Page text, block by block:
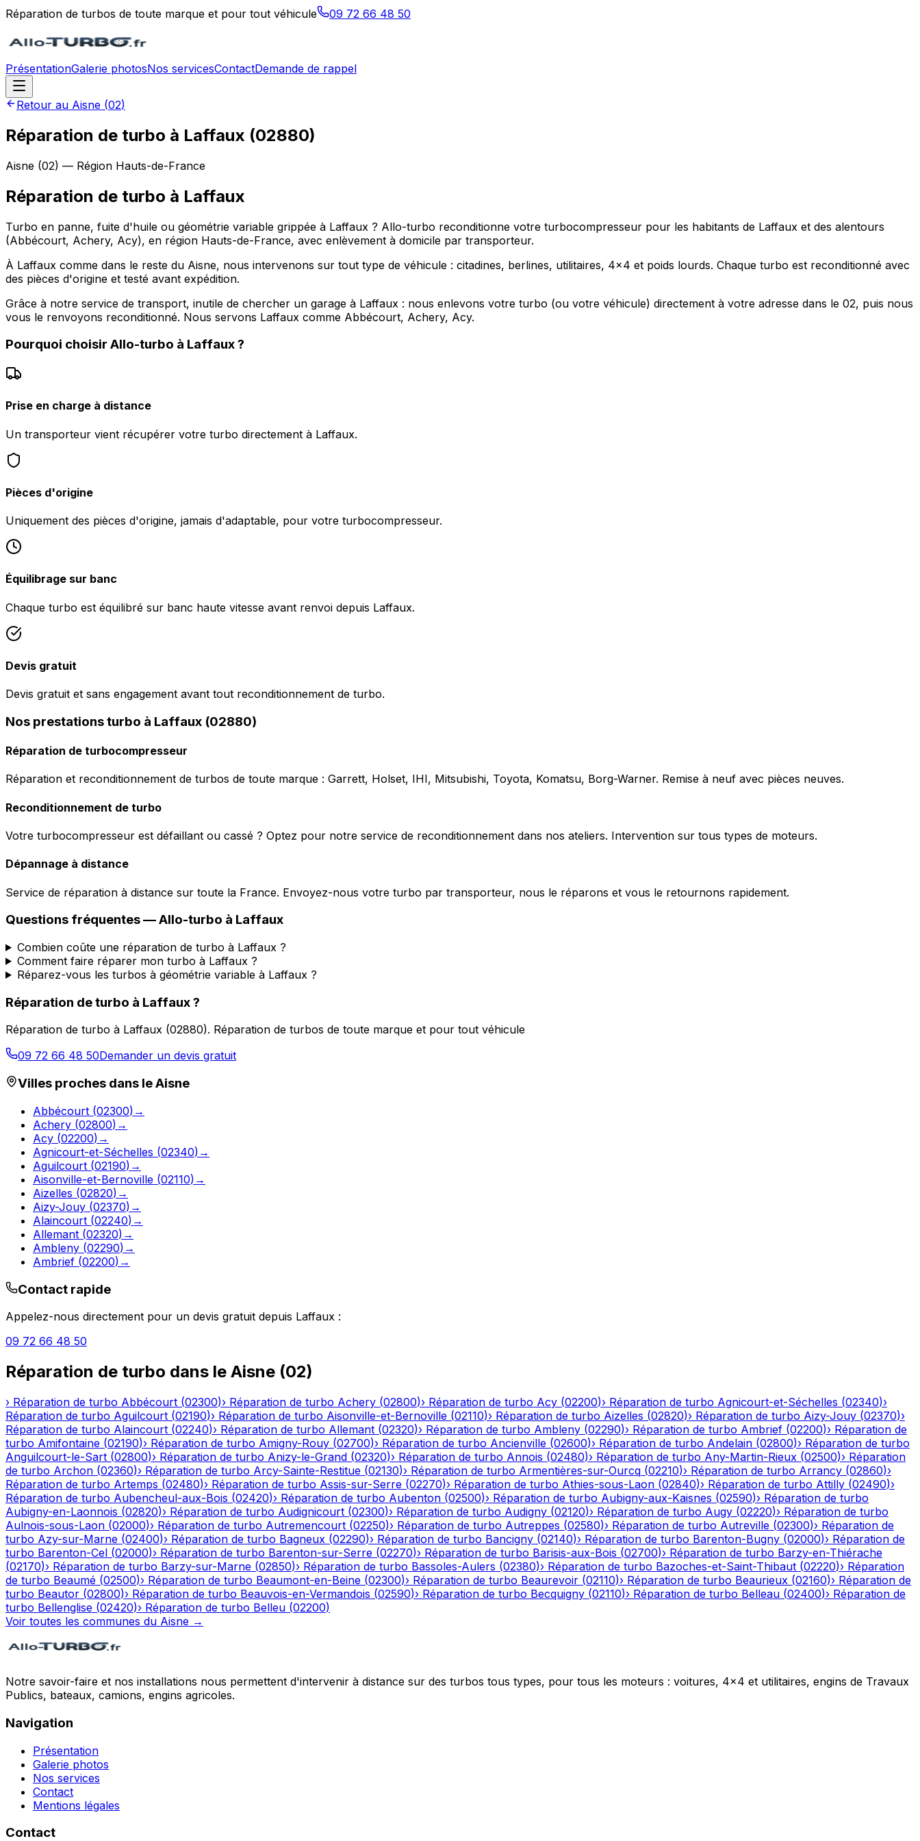
Réparation de turbos de toute marque et pour tout véhicule 09 72 66 48 50
PrésentationGalerie photosNos servicesContactDemande de rappel
Retour au Aisne (02)
Réparation de turbo à Laffaux (02880)
Aisne (02) — Région Hauts-de-France
Réparation de turbo à Laffaux
Turbo en panne, fuite d'huile ou géométrie variable grippée à Laffaux ? Allo-turbo reconditionne votre turbocompresseur pour les habitants de Laffaux et des alentours
(Abbécourt, Achery, Acy), en région Hauts-de-France, avec enlèvement à domicile par transporteur.
À Laffaux comme dans le reste du Aisne, nous intervenons sur tout type de véhicule : citadines, berlines, utilitaires, 4x4 et poids lourds. Chaque turbo est reconditionné avec
des pièces d'origine et testé avant expédition.
Grâce à notre service de transport, inutile de chercher un garage à Laffaux : nous enlevons votre turbo (ou votre véhicule) directement à votre adresse dans le 02, puis nous
vous le renvoyons reconditionné. Nous servons Laffaux comme Abbécourt, Achery, Acy.
Pourquoi choisir Allo-turbo à Laffaux?
Prise en charge à distance
Un transporteur vient récupérer votre turbo directement à Laffaux.
Pièces d'origine
Uniquement des pièces d'origine, jamais d'adaptable, pour votre turbocompresseur.
Équilibrage sur banc
Chaque turbo est équilibré sur banc haute vitesse avant renvoi depuis Laffaux.
Devis gratuit
Devis gratuit et sans engagement avant tout reconditionnement de turbo.
Nos prestations turbo à Laffaux (02880)
Réparation de turbocompresseur
Réparation et reconditionnement de turbos de toute marque : Garrett, Holset, IHI, Mitsubishi, Toyota, Komatsu, Borg-Warner. Remise à neuf avec pièces neuves.
Reconditionnement de turbo
Votre turbocompresseur est défaillant ou cassé ? Optez pour notre service de reconditionnement dans nos ateliers. Intervention sur tous types de moteurs.
Dépannage à distance
Service de réparation à distance sur toute la France. Envoyez-nous votre turbo par transporteur, nous le réparons et vous le retournons rapidement.
Questions fréquentes —Allo-turbo à Laffaux
Combien coûte une réparation de turbo à Laffaux ?
Comment faire réparer mon turbo à Laffaux ?
Réparez-vous les turbos à géométrie variable à Laffaux ?
Réparation de turbo à Laffaux?
Réparation de turbo à Laffaux (02880). Réparation de turbos de toute marque et pour tout véhicule
09 72 66 48 50Demander un devis gratuit
Villes proches dans leAisne
Abbécourt (02300) →
Achery (02800) →
Acy (02200) →
Agnicourt-et-Séchelles (02340) →
Aguilcourt (02190) →
Aisonville-et-Bernoville (02110) →
Aizelles (02820) →
Aizy-Jouy (02370) →
Alaincourt (02240) →
Allemant (02320) →
Ambleny (02290) →
Ambrief (02200) →
Contact rapide
Appelez-nous directement pour un devis gratuit depuis Laffaux :
09 72 66 48 50
Réparation de turbo dans le Aisne (02)
› Réparation de turbo Abbécourt (02300)› Réparation de turbo Achery (02800)› Réparation de turbo Acy (02200)› Réparation de turbo Agnicourt-et-Séchelles (02340)›
Réparation de turbo Aguilcourt (02190)› Réparation de turbo Aisonville-et-Bernoville (02110)› Réparation de turbo Aizelles (02820)› Réparation de turbo Aizy-Jouy (02370)›
Réparation de turbo Alaincourt (02240)› Réparation de turbo Allemant (02320)› Réparation de turbo Ambleny (02290)› Réparation de turbo Ambrief (02200)› Réparation de
turbo Amifontaine (02190)› Réparation de turbo Amigny-Rouy (02700)› Réparation de turbo Ancienville (02600)› Réparation de turbo Andelain (02800)› Réparation de turbo
Anguilcourt-le-Sart (02800)› Réparation de turbo Anizy-le-Grand (02320)› Réparation de turbo Annois (02480)› Réparation de turbo Any-Martin-Rieux (02500)› Réparation
de turbo Archon (02360)› Réparation de turbo Arcy-Sainte-Restitue (02130)› Réparation de turbo Armentières-sur-Ourcq (02210)› Réparation de turbo Arrancy (02860)›
Réparation de turbo Artemps (02480)› Réparation de turbo Assis-sur-Serre (02270)› Réparation de turbo Athies-sous-Laon (02840)› Réparation de turbo Attilly (02490)›
Réparation de turbo Aubencheul-aux-Bois (02420)› Réparation de turbo Aubenton (02500)› Réparation de turbo Aubigny-aux-Kaisnes (02590)› Réparation de turbo
Aubigny-en-Laonnois (02820)› Réparation de turbo Audignicourt (02300)› Réparation de turbo Audigny (02120)› Réparation de turbo Augy (02220)› Réparation de turbo
Aulnois-sous-Laon (02000)› Réparation de turbo Autremencourt (02250)› Réparation de turbo Autreppes (02580)› Réparation de turbo Autreville (02300)› Réparation de
turbo Azy-sur-Marne (02400)› Réparation de turbo Bagneux (02290)› Réparation de turbo Bancigny (02140)› Réparation de turbo Barenton-Bugny (02000)› Réparation de
turbo Barenton-Cel (02000)› Réparation de turbo Barenton-sur-Serre (02270)› Réparation de turbo Barisis-aux-Bois (02700)› Réparation de turbo Barzy-en-Thiérache
(02170)› Réparation de turbo Barzy-sur-Marne (02850)› Réparation de turbo Bassoles-Aulers (02380)› Réparation de turbo Bazoches-et-Saint-Thibaut (02220)› Réparation
de turbo Beaumé (02500)› Réparation de turbo Beaumont-en-Beine (02300)› Réparation de turbo Beaurevoir (02110)› Réparation de turbo Beaurieux (02160)› Réparation de
turbo Beautor (02800)› Réparation de turbo Beauvois-en-Vermandois (02590)› Réparation de turbo Becquigny (02110)› Réparation de turbo Belleau (02400)› Réparation de
turbo Bellenglise (02420)› Réparation de turbo Belleu (02200)
Voir toutes les communes du Aisne →
Notre savoir-faire et nos installations nous permettent d'intervenir à distance sur des turbos tous types, pour tous les moteurs : voitures, 4x4 et utilitaires, engins de Travaux
Publics, bateaux, camions, engins agricoles.
Navigation
Présentation
Galerie photos
Nos services
Contact
Mentions légales
Contact